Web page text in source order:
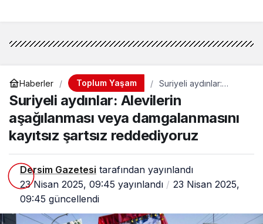
Haberler Toplum Yaşam
Suriyeli aydınlar:
Alevilerin aşağılanması
veya damgalanmasını
kayıtsız şartsız
reddediyoruz
Suriyeli aydınlar: Alevilerin
aşağılanması veya damgalanmasını
kayıtsız şartsız reddediyoruz
Dersim Gazetesi tarafından yayınlandı
23 Nisan 2025, 09:45 yayınlandı
23 Nisan 2025,
09:45 güncellendi